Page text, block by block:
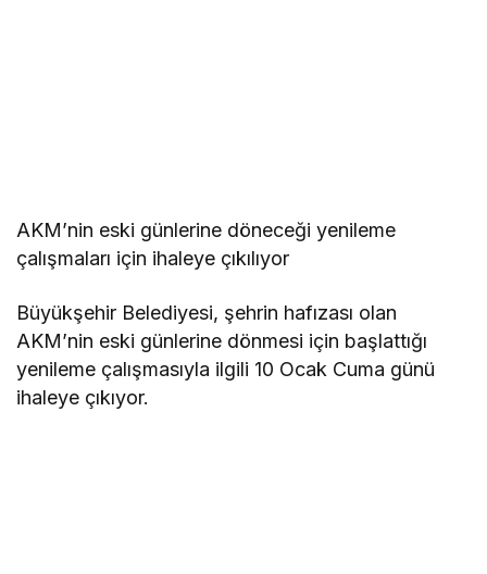
AKM’nin eski günlerine döneceği yenileme
çalışmaları için ihaleye çıkılıyor
Büyükşehir Belediyesi, şehrin hafızası olan
AKM’nin eski günlerine dönmesi için başlattığı
yenileme çalışmasıyla ilgili 10 Ocak Cuma günü
ihaleye çıkıyor.